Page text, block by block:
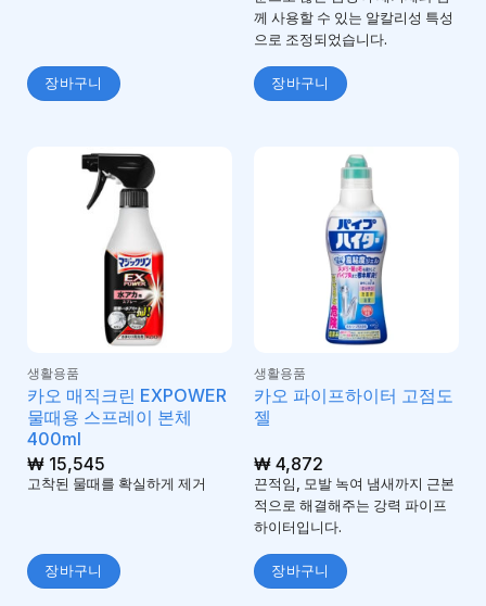
장바구니
께 사용할 수 있는 알칼리성 특성
으로 조정되었습니다.
장바구니
생활용품
카오 매직크린 EXPOWER
물때용 스프레이 본체
400ml
₩15,545
고착된 물때를 확실하게 제거
장바구니
생활용품
카오 파이프하이터 고점도
젤
₩4,872
끈적임, 모발 녹여 냄새까지 근본
적으로 해결해주는 강력 파이프
하이터입니다.
장바구니